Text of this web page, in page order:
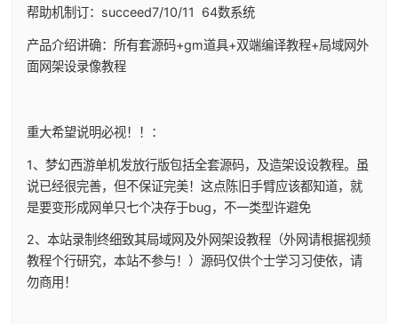
帮助机制订：succeed7/10/11 64数系统
产品介绍讲确：所有套源码+gm道具+双端编译教程+局域网外
面网架设录像教程
重大希望说明必视！！：
1、 梦幻西游单机发放行版包括全套源码，及造架设设教程。虽
说已经很完善，但不保证完美！这点陈旧手臂应该都知道，就
是要变形成网单只七个决存于bug，不一类型许避免
2、本站录制终细致其局域网及外网架设教程（外网请根据视频
教程个行研究，本站不参与！）源码仅供个士学习习使依，请
勿商用！